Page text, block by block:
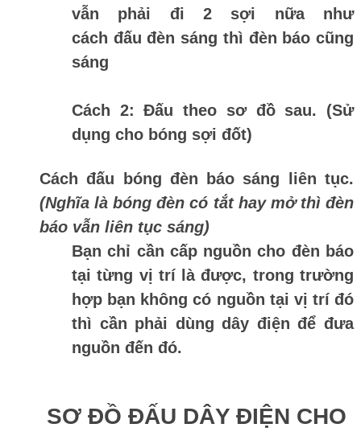
vẫn phải đi 2 sợi nữa như
cách đấu đèn sáng thì đèn báo cũng
sáng
Cách 2:Đấu theo sơ đồ sau. (Sử
dụng cho bóng sợi đốt)
Cách đấu bóng đèn báo sáng liên tục.
(Nghĩa là bóng đèn có tắt hay mở thì đèn
báo vẫn liên tục sáng)
Bạn chỉ cần cấp nguồn cho đèn báo
tại từng vị trí là được, trong trường
hợp bạn không có nguồn tại vị trí đó
thì cần phải dùng dây điện để đưa
nguồn đến đó.
SƠ ĐỒ ĐẤU DÂY ĐIỆN CHO